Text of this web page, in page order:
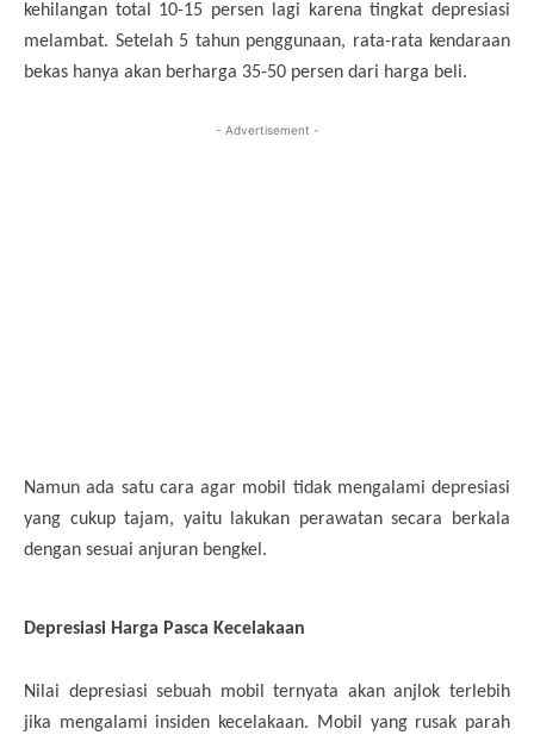
kehilangan total 10-15 persen lagi karena tingkat depresiasi
melambat. Setelah 5 tahun penggunaan, rata-rata kendaraan
bekas hanya akan berharga 35-50 persen dari harga beli.
- Advertisement -
Namun ada satu cara agar mobil tidak mengalami depresiasi
yang cukup tajam, yaitu lakukan perawatan secara berkala
dengan sesuai anjuran bengkel.
Depresiasi Harga Pasca Kecelakaan
Nilai depresiasi sebuah mobil ternyata akan anjlok terlebih
jika mengalami insiden kecelakaan. Mobil yang rusak parah